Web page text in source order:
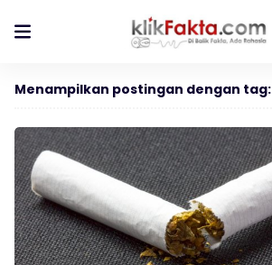
Menampilkan postingan dengan tag: